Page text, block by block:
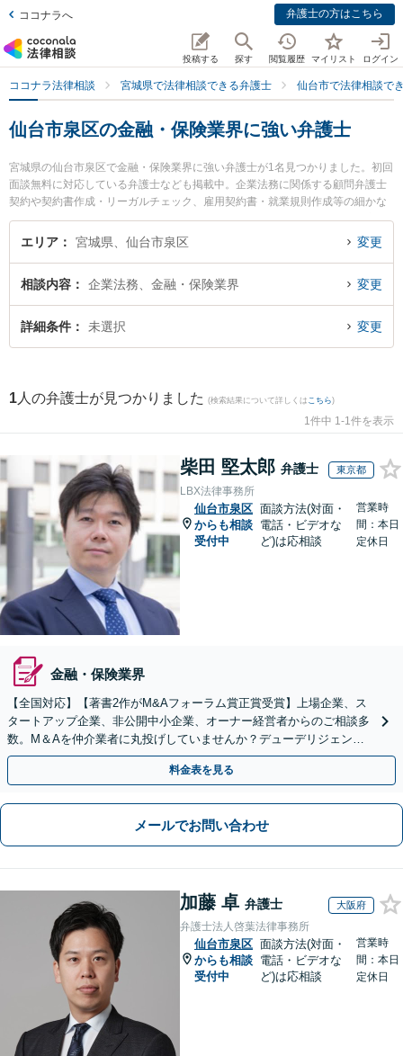
ココナラへ 弁護士の方はこちら
投稿する 探す 閲覧履歴 マイリスト ログイン
ココナラ法律相談 宮城県で法律相談できる弁護士 仙台市で法律相談で
仙台市泉区の金融・保険業界に強い弁護士
宮城県の仙台市泉区で金融・保険業界に強い弁護士が1名見つかりました。初回
面談無料に対応している弁護士なども掲載中。企業法務に関係する顧問弁護士
契約や契約書作成・リーガルチェック、雇用契約書・就業規則作成等の細かな
分野での絞り込み検索もでき便利です。特にあやめ法律事務所の林屋 陽一郎弁
護士のプロフィール情報や弁護士費用、強みなどが注目されています。『仙台
索したい』『初回相談無料で金融・保険業界を法律相談できる仙台市泉区内の
弁護士に相談予約したい』などでお困りの相談者さんにおすすめです。
エリア 宮城県、仙台市泉区 変更
相談内容 企業法務、金融・保険業界 変更
詳細条件 未選択 変更
1 人の弁護士が見つかりました (検索結果について詳しくは こちら)
1件中 1-1件を表示
柴田 堅太郎 弁護士 東京都
LBX法律事務所
仙台市泉区
からも相談
受付中
面談方法(対面・
電話・ビデオな
ど)は応相談
営業時
間：本日
定休日
金融・保険業界
【全国対応】【著書2作がM&Aフォーラム賞正賞受賞】上場企業、ス
タートアップ企業、非公開中小企業、オーナー経営者からのご相談多
数。M＆Aを仲介業者に丸投げしていませんか？デューデリジェンス
や契約書作成・交渉はお任せください【初回無料】
料金表を見る
メールでお問い合わせ
加藤 卓 弁護士 大阪府
弁護士法人啓葉法律事務所
仙台市泉区
からも相談
受付中
面談方法(対面・
電話・ビデオな
ど)は応相談
営業時
間：本日
定休日